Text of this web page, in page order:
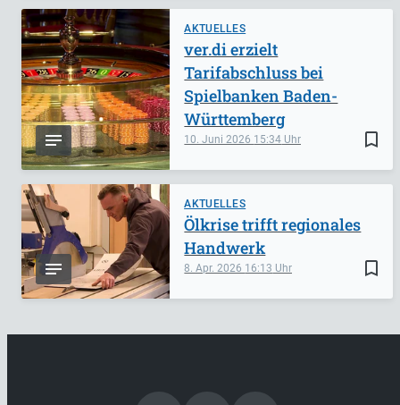
AKTUELLES
bookmark_border
10. Juni 2026 15:34
ver.di erzielt
Tarifabschluss bei
Spielbanken Baden-
Württemberg
AKTUELLES
bookmark_border
8. Apr. 2026 16:13
Ölkrise trifft regionales
Handwerk